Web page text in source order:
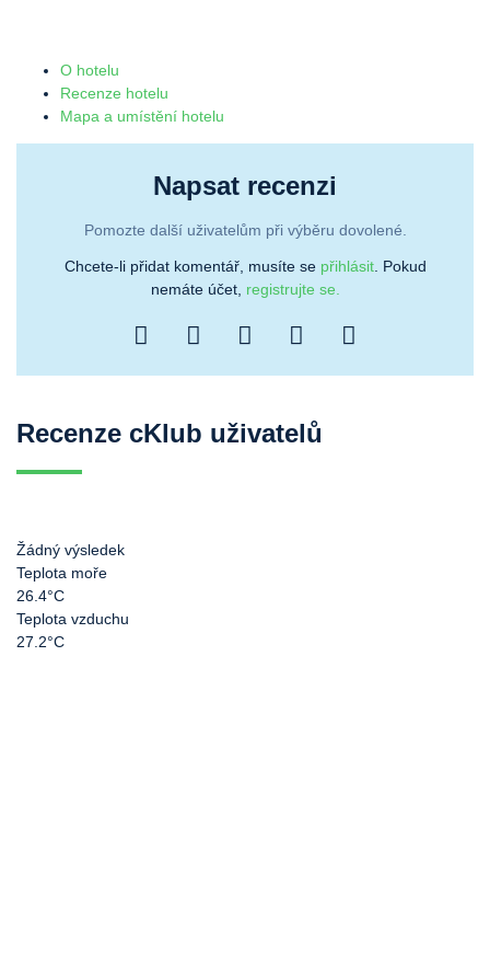
O hotelu
Recenze hotelu
Mapa a umístění hotelu
Napsat recenzi
Pomozte další uživatelům při výběru dovolené.
Chcete-li přidat komentář, musíte se přihlásit. Pokud
nemáte účet, registrujte se.
Recenze cKlub uživatelů
Žádný výsledek
Teplota moře
26.4°C
Teplota vzduchu
27.2°C